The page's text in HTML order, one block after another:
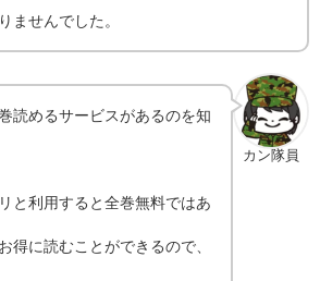
ませんでした。
カン隊員
読めるサービスがあるのを知
と利用すると全巻無料ではあ
得に読むことができるので、